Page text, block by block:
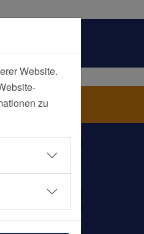
Website.
zu